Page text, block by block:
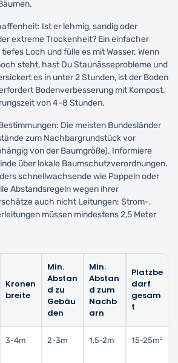
Ist er lehmig, sandig oder
extreme Trockenheit? Ein einfacher
Loch und fülle es mit Wasser. Wenn
steht, hast Du Staunässeprobleme und
es in unter 2 Stunden, ist der Boden
Bodenverbesserung mit Kompost.
von 4-8 Stunden.
Die meisten Bundesländer
zum Nachbargrundstück vor
von der Baumgröße). Informiere
über lokale Baumschutzverordnungen.
schnellwachsende wie Pappeln oder
Abstandsregeln wegen ihrer
auch nicht Leitungen: Strom-,
müssen mindestens 2,5 Meter
Kronen
breite
Min.
Abstan
d zu
Gebäu
den
Min.
Abstan
d zum
Nachb
arn
Platzbe
darf
gesam
t
3-4m 2-3m 1,5-2m 15-25m²